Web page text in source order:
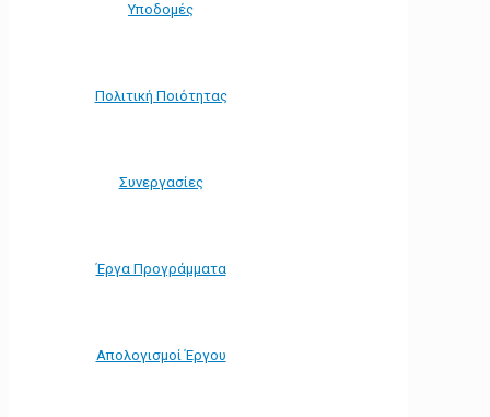
Υποδομές
Πολιτική Ποιότητας
Συνεργασίες
Έργα Προγράμματα
Απολογισμοί Έργου